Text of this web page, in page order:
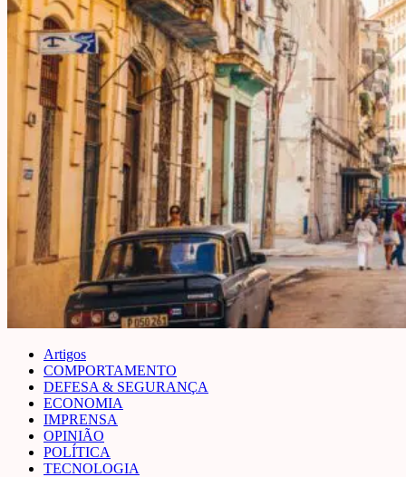
Artigos
COMPORTAMENTO
DEFESA & SEGURANÇA
ECONOMIA
IMPRENSA
OPINIÃO
POLÍTICA
TECNOLOGIA